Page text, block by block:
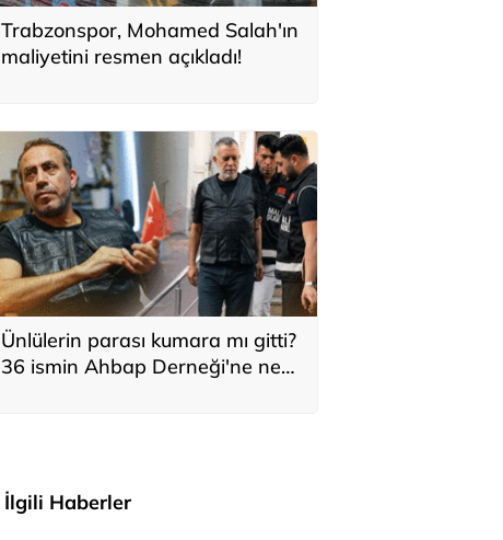
Trabzonspor, Mohamed Salah'ın
maliyetini resmen açıkladı!
Ünlülerin parası kumara mı gitti?
36 ismin Ahbap Derneği'ne ne
İlgili Haberler